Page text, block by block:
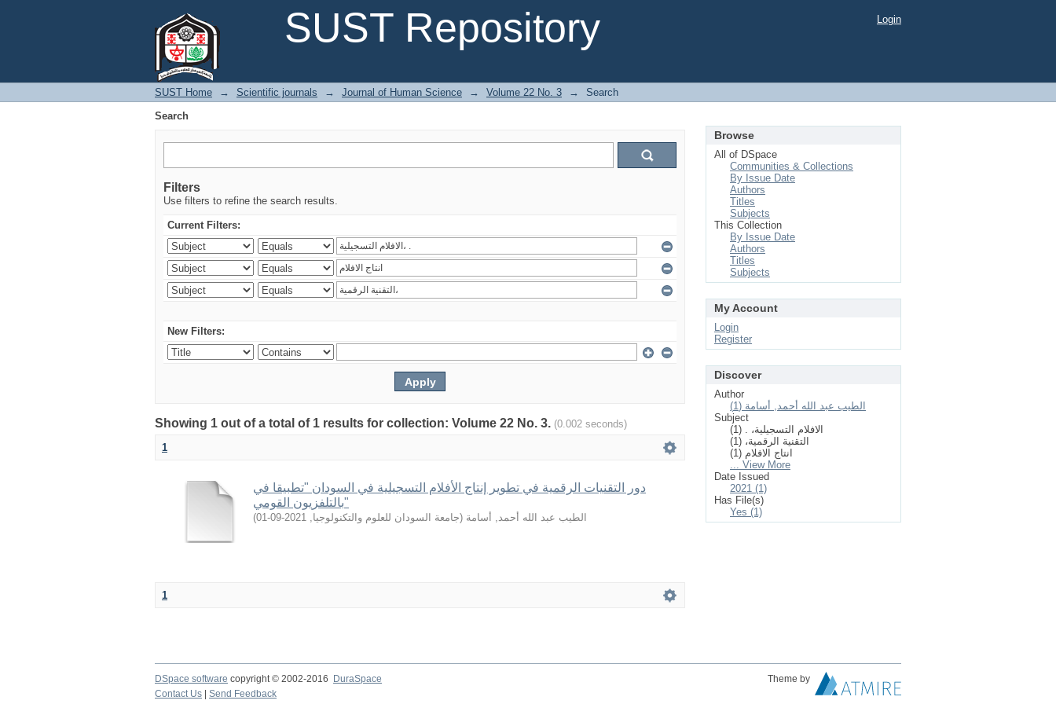
SUST Repository
Login
SUST Home → Scientific journals → Journal of Human Science → Volume 22 No. 3 →
Search
Search
Filters
Use filters to refine the search results.
Current Filters:
New Filters:
Showing 1 out of a total of 1 results for collection: Volume 22 No. 3. (0.002 seconds)
1
دور التقنيات الرقمية في تطوير إنتاج الأفلام التسجيلية في السودان "تطبيقا في
بالتلفزيون القومي"
الطيب عبد الله أحمد, أسامة (جامعة السودان للعلوم والتكنولوجيا,
2021-09-01
)
1
Browse
All of DSpace
Communities & Collections
By Issue Date
Authors
Titles
Subjects
This Collection
By Issue Date
Authors
Titles
Subjects
My Account
Login
Register
Discover
Author
الطيب عبد الله أحمد, أسامة (1)
Subject
الافلام التسجيلية، . (1)
التقنية الرقمية، (1)
انتاج الافلام (1)
... View More
Date Issued
2021 (1)
Has File(s)
Yes (1)
DSpace software copyright © 2002-2016 DuraSpace
Theme by
Contact Us
Send Feedback